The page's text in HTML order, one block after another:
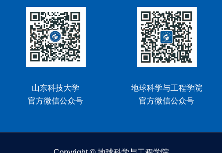
山东科技大学
官方微信公众号
地球科学与工程学院
官方微信公众号